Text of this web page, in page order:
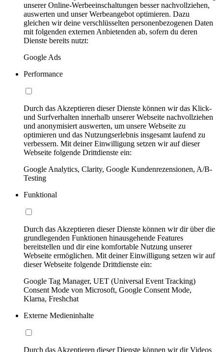
unserer Online-Werbeeinschaltungen besser nachvollziehen,
auswerten und unser Werbeangebot optimieren. Dazu
gleichen wir deine verschlüsselten personenbezogenen Daten
mit folgenden externen Anbietenden ab, sofern du deren
Dienste bereits nutzt:
Google Ads
Performance
Durch das Akzeptieren dieser Dienste können wir das Klick-
und Surfverhalten innerhalb unserer Webseite nachvollziehen
und anonymisiert auswerten, um unsere Webseite zu
optimieren und das Nutzungserlebnis insgesamt laufend zu
verbessern. Mit deiner Einwilligung setzen wir auf dieser
Webseite folgende Drittdienste ein:
Google Analytics, Clarity, Google Kundenrezensionen, A/B-
Testing
Funktional
Durch das Akzeptieren dieser Dienste können wir dir über die
grundlegenden Funktionen hinausgehende Features
bereitstellen und dir eine komfortable Nutzung unserer
Webseite ermöglichen. Mit deiner Einwilligung setzen wir auf
dieser Webseite folgende Drittdienste ein:
Google Tag Manager, UET (Universal Event Tracking)
Consent Mode von Microsoft, Google Consent Mode,
Klarna, Freshchat
Externe Medieninhalte
Durch das Akzeptieren dieser Dienste können wir dir Videos